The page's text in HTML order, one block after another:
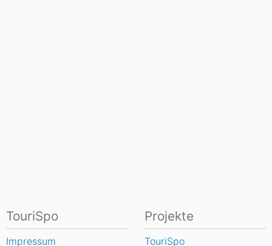
TouriSpo
Impressum
Projekte
TouriSpo